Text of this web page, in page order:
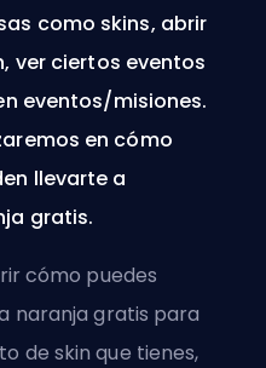
como skins, abrir
ver ciertos eventos
eventos/misiones.
en cómo
llevarte a
gratis.
cómo puedes
naranja gratis para
de skin que tienes,